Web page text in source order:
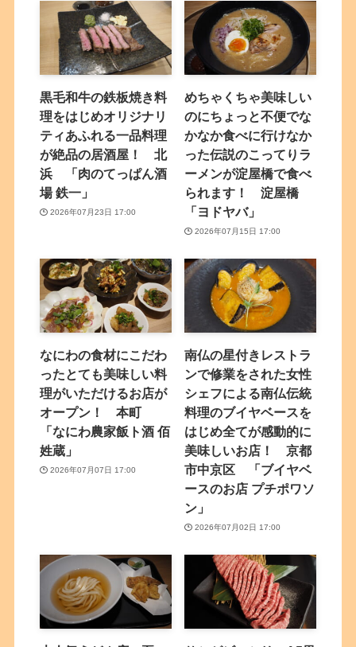
黒毛和牛の鉄板焼き料
理をはじめオリジナリ
ティあふれる一品料理
が絶品の居酒屋！ 北
浜 「肉のてっぱん酒
場 鉄一」
2026年07月23日 17:00
めちゃくちゃ美味しい
のにちょっと不便でな
かなか食べに行けなか
った伝説のこってりラ
ーメンが淀屋橋で食べ
られます！ 淀屋橋
「ヨドヤバ」
2026年07月15日 17:00
なにわの食材にこだわ
ったとても美味しい料
理がいただけるお店が
オープン！ 本町
「なにわ農家飯ト酒 佰
姓蔵」
2026年07月07日 17:00
南仏の星付きレストラ
ンで修業をされた女性
シェフによる南仏伝統
料理のブイヤベースを
はじめ全てが感動的に
美味しいお店！ 京都
市中京区 「ブイヤベ
ースのお店 プチポワソ
ン」
2026年07月02日 17:00